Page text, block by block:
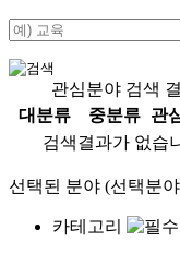
관심분야 검색
대분류
중분류
관
검색결과가 없습
선택된 분야 (선택분
카테고리